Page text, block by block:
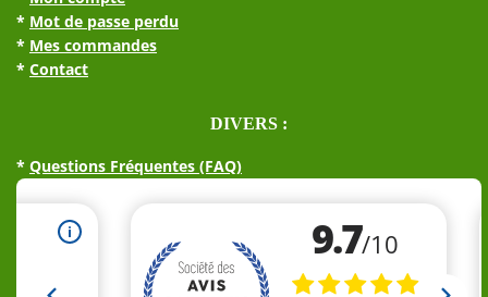
* Mot de passe perdu
* Mes commandes
* Contact
DIVERS :
* Questions Fréquentes (FAQ)